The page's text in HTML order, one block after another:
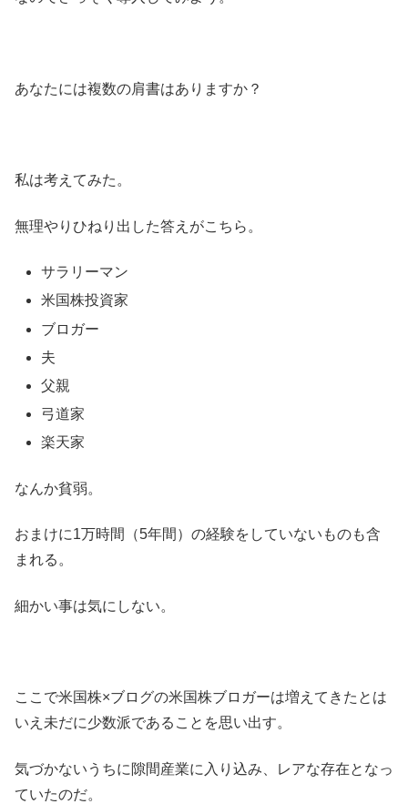
あなたには複数の肩書はありますか？
私は考えてみた。
無理やりひねり出した答えがこちら。
サラリーマン
米国株投資家
ブロガー
夫
父親
弓道家
楽天家
なんか貧弱。
おまけに1万時間（5年間）の経験をしていないものも含
まれる。
細かい事は気にしない。
ここで米国株×ブログの米国株ブロガーは増えてきたとは
いえ未だに少数派であることを思い出す。
気づかないうちに隙間産業に入り込み、レアな存在となっ
ていたのだ。